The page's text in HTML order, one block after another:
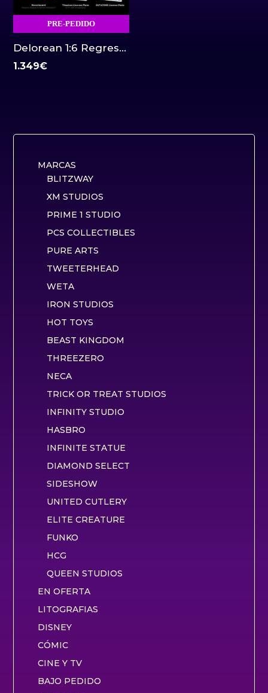
MARCAS
BLITZWAY
XM STUDIOS
PRIME 1 STUDIO
PCS COLLECTIBLES
PURE ARTS
TWEETERHEAD
WETA
IRON STUDIOS
HOT TOYS
BEAST KINGDOM
THREEZERO
NECA
TRICK OR TREAT STUDIOS
INFINITY STUDIO
HASBRO
INFINITE STATUE
DIAMOND SELECT
SIDESHOW
UNITED CUTLERY
ELITE CREATURE
FUNKO
HCG
QUEEN STUDIOS
EN OFERTA
LITOGRAFIAS
DISNEY
CÓMIC
CINE Y TV
BAJO PEDIDO
PRE-PEDIDO
Delorean 1:6 Regreso al futuro 2 Blitzway
1.349€